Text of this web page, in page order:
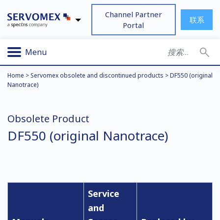
Channel Partner
Portal
联系
Menu
Home > Servomex obsolete and discontinued products >DF550 (original
Nanotrace)
Obsolete Product
DF550 (original Nanotrace)
Service
and